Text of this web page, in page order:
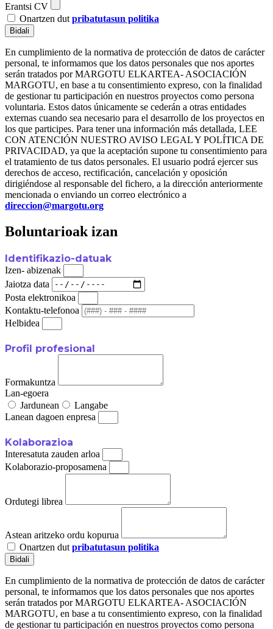
Erantsi CV
Onartzen dut pribatutasun politika
Bidali
En cumplimiento de la normativa de protección de datos de carácter
personal, te informamos que los datos personales que nos aportes
serán tratados por MARGOTU ELKARTEA- ASOCIACIÓN
MARGOTU, en base a tu consentimiento expreso, con la finalidad
de gestionar tu participación en nuestros proyectos como persona
voluntaria. Estos datos únicamente se cederán a otras entidades
externas cuando sea necesario para el desarrollo de los proyectos en
los que participes. Para tener una información más detallada, LEE
CON ATENCIÓN NUESTRO AVISO LEGAL Y POLÍTICA DE
PRIVACIDAD, ya que la aceptación supone tu consentimiento para
el tratamiento de tus datos personales. El usuario podrá ejercer sus
derechos de acceso, rectificación, cancelación y oposición
dirigiéndose al responsable del fichero, a la dirección anteriormente
mencionada o enviando un correo electrónico a
direccion@margotu.org
Boluntarioak izan
Identifikazio-datuak
Izen- abizenak
Jaiotza data
Posta elektronikoa
Kontaktu-telefonoa
Helbidea
Profil profesional
Formakuntza
Lan-egoera
Jardunean
Langabe
Lanean dagoen enpresa
Kolaborazioa
Interesatuta zauden arloa
Kolaborazio-proposamena
Ordutegi librea
Astean aritzeko ordu kopurua
Onartzen dut pribatutasun politika
Bidali
En cumplimiento de la normativa de protección de datos de carácter
personal, te informamos que los datos personales que nos aportes
serán tratados por MARGOTU ELKARTEA- ASOCIACIÓN
MARGOTU, en base a tu consentimiento expreso, con la finalidad
de gestionar tu participación en nuestros proyectos como persona